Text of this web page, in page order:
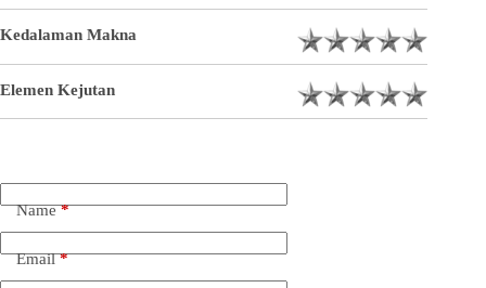
Kedalaman Makna
Elemen Kejutan
Name*
Email*